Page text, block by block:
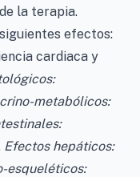
la terapia.
efectos:
cardiaca y
metabólicos:
Efectos hepáticos:
esqueléticos: